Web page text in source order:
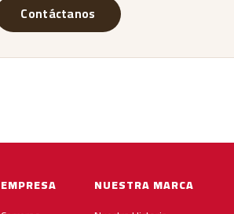
Contáctanos
EMPRESA NUESTRA MARCA